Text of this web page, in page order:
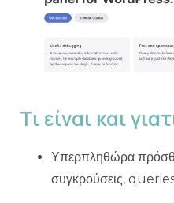
Τι είναι και
Υπερπληθώρα
συγκρούσεις, queries